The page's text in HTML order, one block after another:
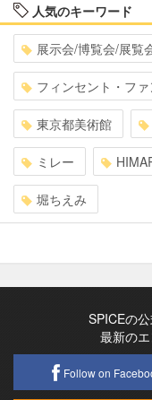
人気のキーワード
展示会/博覧会/展覧
フィンセント・フ
東京都美術館
ミレー
堀ちえみ
SPICEの
最新の
Follow on